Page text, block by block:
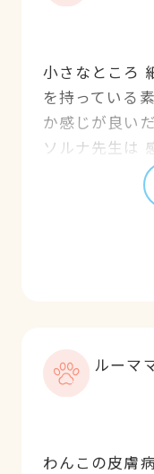
小さなところ
を持っている
か感じが良い
ソルナ先生は
てとても親身
の子を安心し
ルーマ
わんこの皮膚